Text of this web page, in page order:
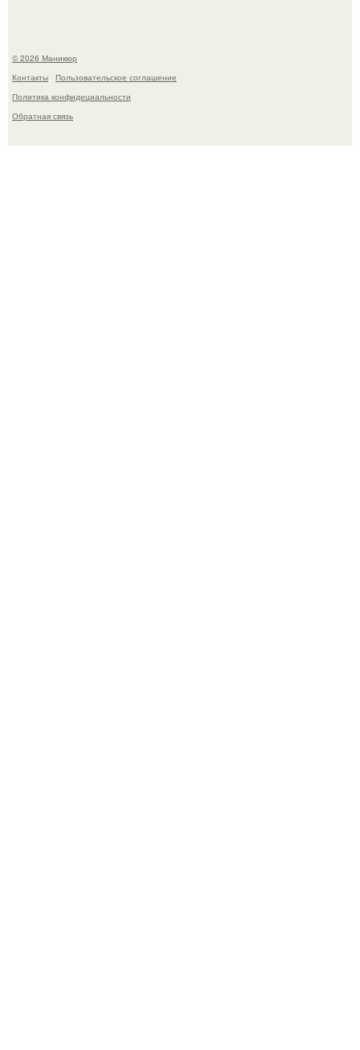
© 2026 Маникюр
Контакты
Пользовательское соглашение
Политика конфидециальности
Обратная связь